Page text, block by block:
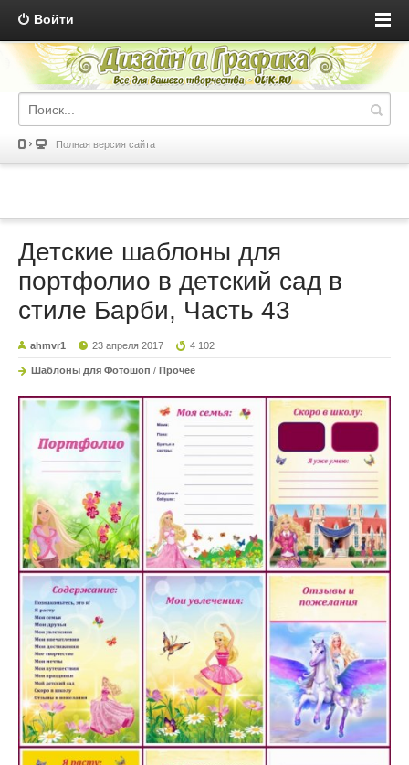
Войти
Полная версия сайта
Детские шаблоны для
портфолио в детский сад в
стиле Барби, Часть 43
ahmvr1 23 апреля 2017 4 102
Шаблоны для Фотошоп / Прочее